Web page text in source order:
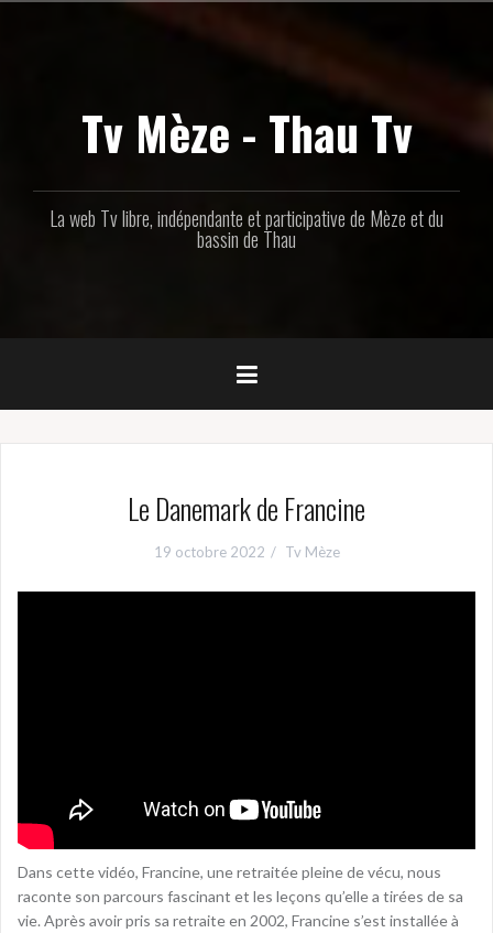
Tv Mèze - Thau Tv
La web Tv libre, indépendante et participative de Mèze et du
bassin de Thau
Le Danemark de Francine
19 octobre 2022 Tv Mèze
Dans cette vidéo, Francine, une retraitée pleine de vécu, nous
raconte son parcours fascinant et les leçons qu’elle a tirées de sa
vie. Après avoir pris sa retraite en 2002, Francine s’est installée à